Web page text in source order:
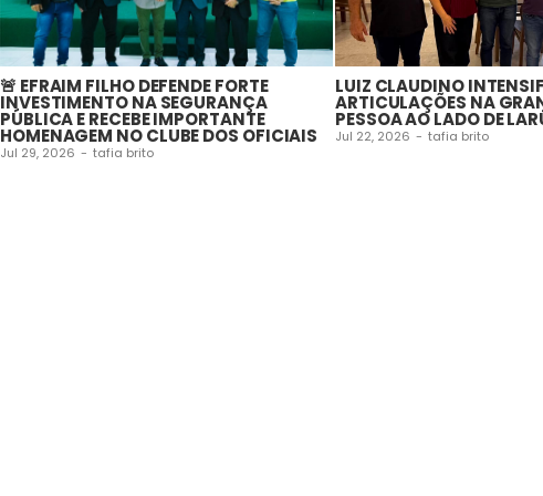
🚨 EFRAIM FILHO DEFENDE FORTE
INVESTIMENTO NA SEGURANÇA
PÚBLICA E RECEBE IMPORTANTE
HOMENAGEM NO CLUBE DOS OFICIAIS
Jul 29, 2026 - tafia brito
LUIZ CLAUDINO
ARTICULAÇÕES NA
PESSOA AO LADO DE
Jul 22, 2026 - tafia brito